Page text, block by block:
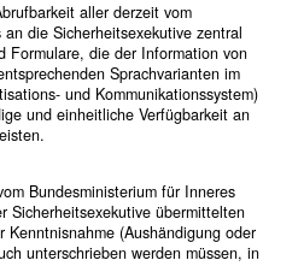
aller derzeit vom
die Sicherheitsexekutive zentral
Formulare, die der Information von
Sprachvarianten im
und Kommunikationssystem)
und einheitliche Verfügbarkeit an
Bundesministerium für Inneres
Sicherheitsexekutive übermittelten
(Aushändigung oder
unterschrieben werden müssen, in